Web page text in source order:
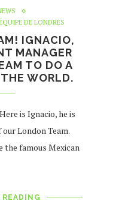
DE LONDRES
IGNACIO,
MANAGER
TO DO A
WORLD.
is Ignacio, he is
London Team.
the famous Mexican